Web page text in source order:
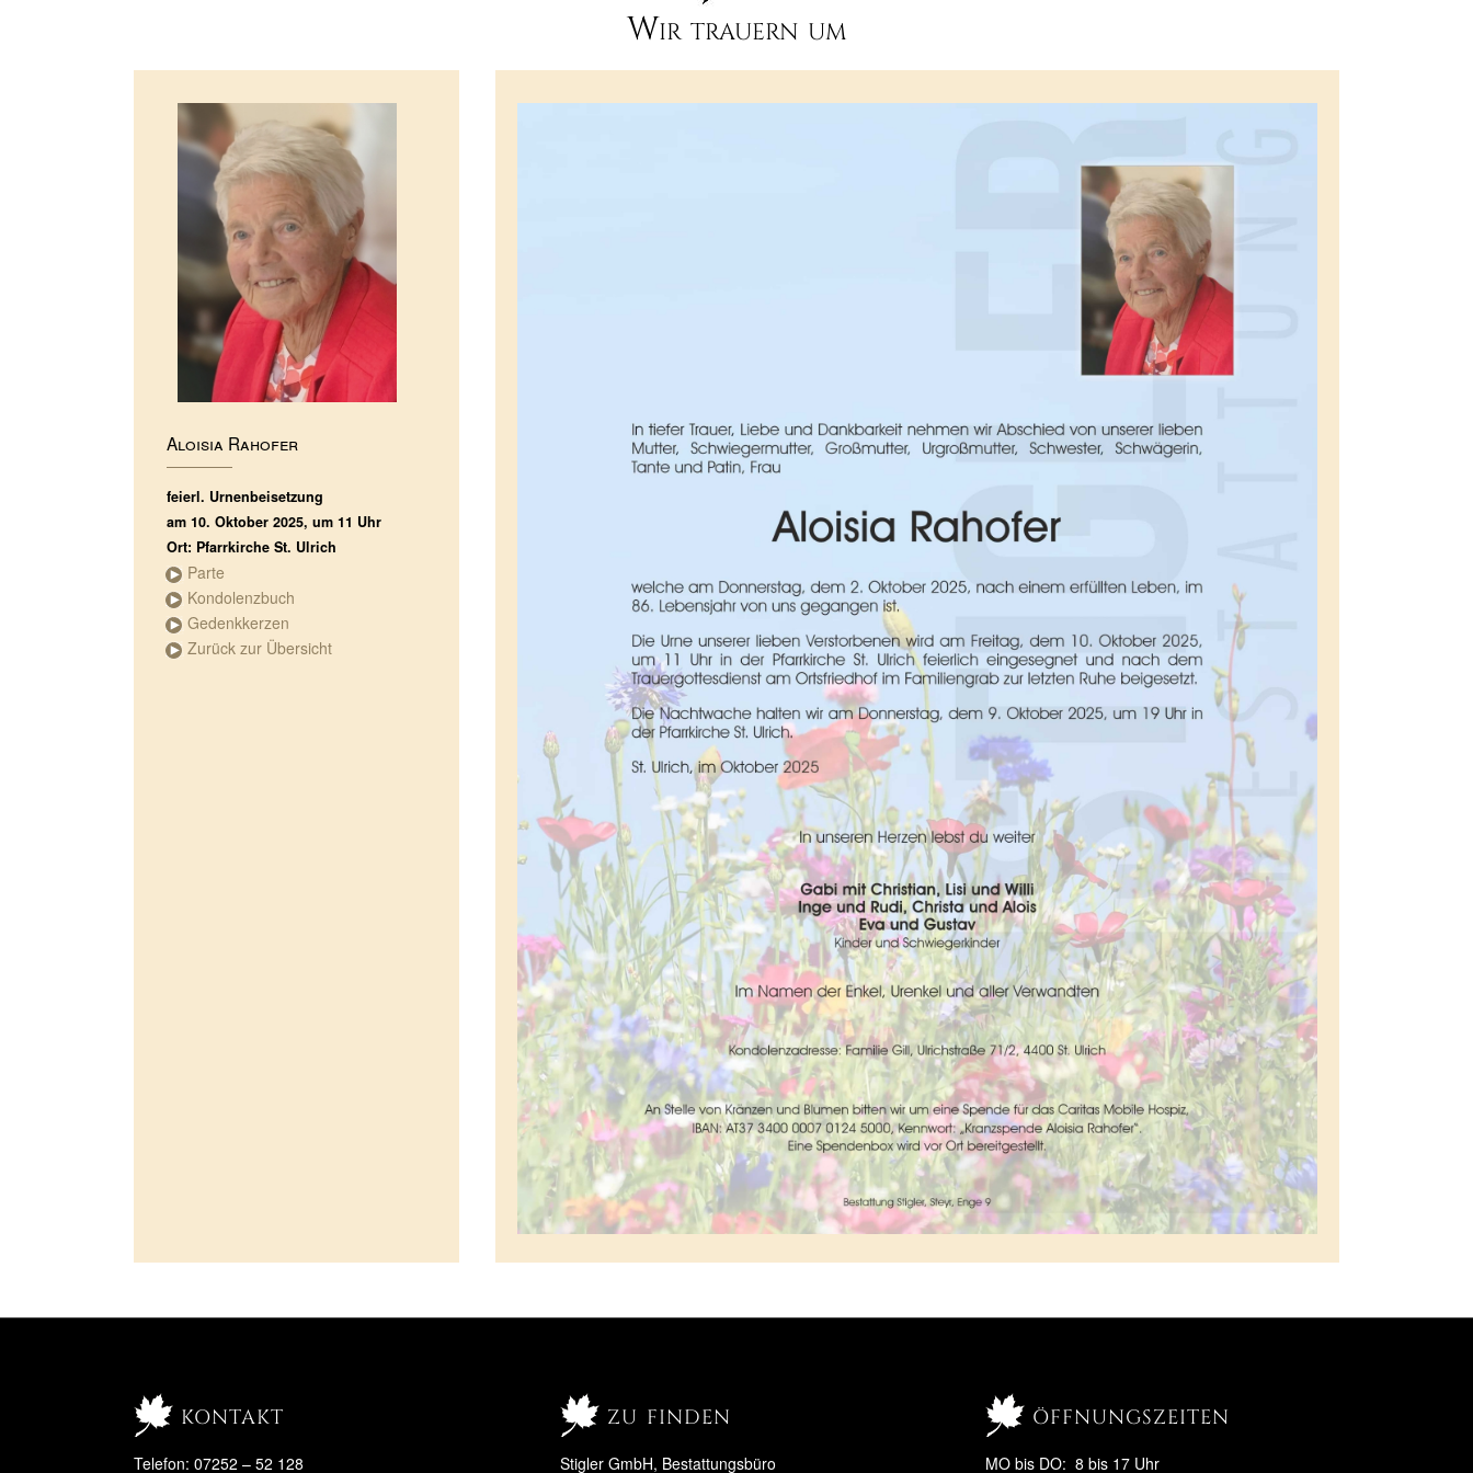
Wir trauern um
Aloisia Rahofer
feierl. Urnenbeisetzung
am 10. Oktober 2025, um 11 Uhr
Ort: Pfarrkirche St. Ulrich
Parte
Kondolenzbuch
Gedenkkerzen
Zurück zur Übersicht
kontakt
Telefon: 07252 – 52 128
zu finden
Stigler GmbH, Bestattungsbüro
öffnungszeiten
MO bis DO: 8 bis 17 Uhr